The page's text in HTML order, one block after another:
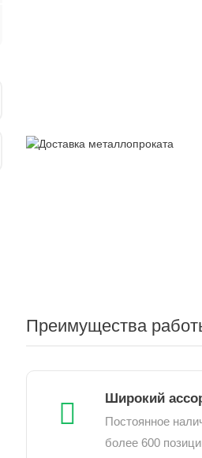
Преимущества
Широкий
Постоянное
более 600